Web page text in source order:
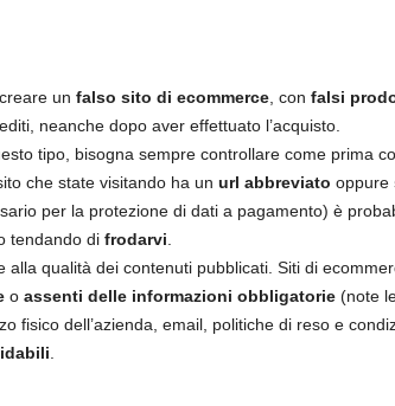
un falso sito di ecommerce, con falsi
neanche dopo aver effettuato l’acquisto.
tipo, bisogna sempre controllare come prima
che state visitando ha un url abbreviato oppure
per la protezione di dati a pagamento) è
tendando di frodarvi
qualità dei contenuti pubblicati. Siti di
o assenti delle informazioni obbligatorie(note
fisico dell’azienda, email, politiche di reso e